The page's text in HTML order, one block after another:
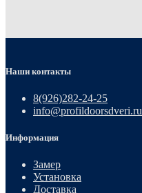
Наши контакты
8(926)282-24-25
info@profildoorsdveri.ru
Информация
Замер
Установка
Доставка